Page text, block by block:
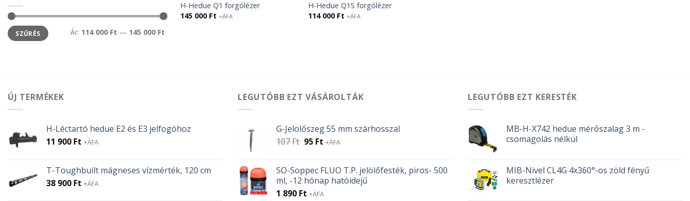
Min
ár
Max
ár SZŰRÉS Ár: 114 000 Ft — 145 000 Ft
H-Hedue Q1 forgólézer
145 000 Ft +ÁFA
H-Hedue Q1S forgólézer
114 000 Ft +ÁFA
ÚJ TERMÉKEK
H-Léctartó hedue E2 és E3 jelfogóhoz
11 900 Ft +ÁFA
T-Toughbuilt mágneses vízmérték, 120 cm
38 900 Ft +ÁFA
LEGUTÓBB EZT VÁSÁROLTÁK
G-Jelölőszeg 55 mm szárhosszal
107Ft Original
107 Ft.
95 FtCurrent
95 Ft.
+ÁFA
SO-Soppec FLUO T.P. jelölőfesték, piros- 500
ml, -12 hónap hatóidejű
1 890 Ft +ÁFA
LEGUTÓBB EZT KERESTÉK
MB-H-X742 hedue mérőszalag 3 m -
csomagolás nélkül
MIB-Nivel CL4G 4x360°-os zöld fényű
keresztlézer